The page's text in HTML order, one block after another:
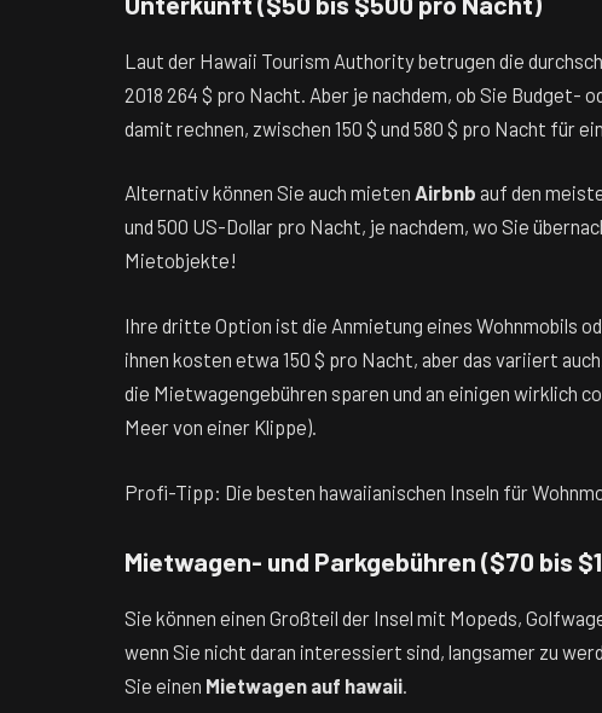
Laut der Hawaii Tourism Authority betrugen die
2018 264 $ pro Nacht. Aber je nachdem, ob Sie Budget-
damit rechnen, zwischen 150 $ und 580 $ pro Nacht für
Alternativ können Sie auch mieten Airbnb auf den
und 500 US-Dollar pro Nacht, je nachdem, wo Sie
Mietobjekte!
Ihre dritte Option ist die Anmietung eines Wohnmobils
ihnen kosten etwa 150 $ pro Nacht, aber das variiert
die Mietwagengebühren sparen und an einigen wirklich
Meer von einer Klippe).
Profi-Tipp: Die besten hawaiianischen Inseln für
Mietwagen- und Parkgebühren ($70 bis
Sie können einen Großteil der Insel mit Mopeds,
wenn Sie nicht daran interessiert sind, langsamer zu
Sie einen Mietwagen auf hawaii.